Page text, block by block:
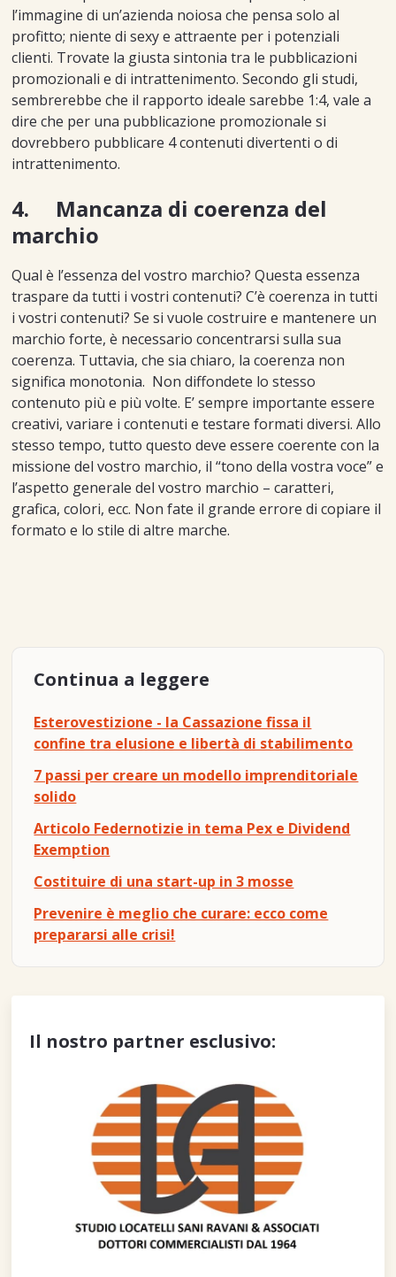
l’immagine di un’azienda noiosa che pensa solo al
profitto; niente di sexy e attraente per i potenziali
clienti. Trovate la giusta sintonia tra le pubblicazioni
promozionali e di intrattenimento. Secondo gli studi,
sembrerebbe che il rapporto ideale sarebbe 1:4, vale a
dire che per una pubblicazione promozionale si
dovrebbero pubblicare 4 contenuti divertenti o di
intrattenimento.
4. Mancanza di coerenza del
marchio
Qual è l’essenza del vostro marchio? Questa essenza
traspare da tutti i vostri contenuti? C’è coerenza in tutti
i vostri contenuti? Se si vuole costruire e mantenere un
marchio forte, è necessario concentrarsi sulla sua
coerenza. Tuttavia, che sia chiaro, la coerenza non
significa monotonia. Non diffondete lo stesso
contenuto più e più volte. E’ sempre importante essere
creativi, variare i contenuti e testare formati diversi. Allo
stesso tempo, tutto questo deve essere coerente con la
missione del vostro marchio, il “tono della vostra voce” e
l’aspetto generale del vostro marchio – caratteri,
grafica, colori, ecc. Non fate il grande errore di copiare il
formato e lo stile di altre marche.
Continua a leggere
Esterovestizione - la Cassazione fissa il
confine tra elusione e libertà di stabilimento
7 passi per creare un modello imprenditoriale
solido
Articolo Federnotizie in tema Pex e Dividend
Exemption
Costituire di una start-up in 3 mosse
Prevenire è meglio che curare: ecco come
prepararsi alle crisi!
Il nostro partner esclusivo: